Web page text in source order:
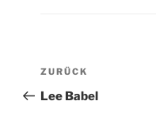
Vorheriger
Beitrag
ZURÜCK
Lee Babel